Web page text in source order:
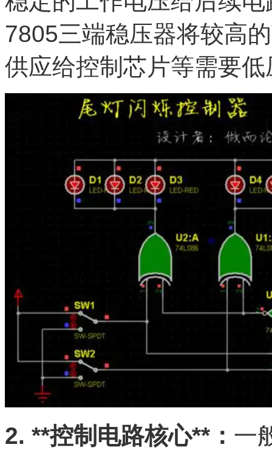
7805三端稳压器将较高
供应给控制芯片等需要
2. **控制电路核心**： 一